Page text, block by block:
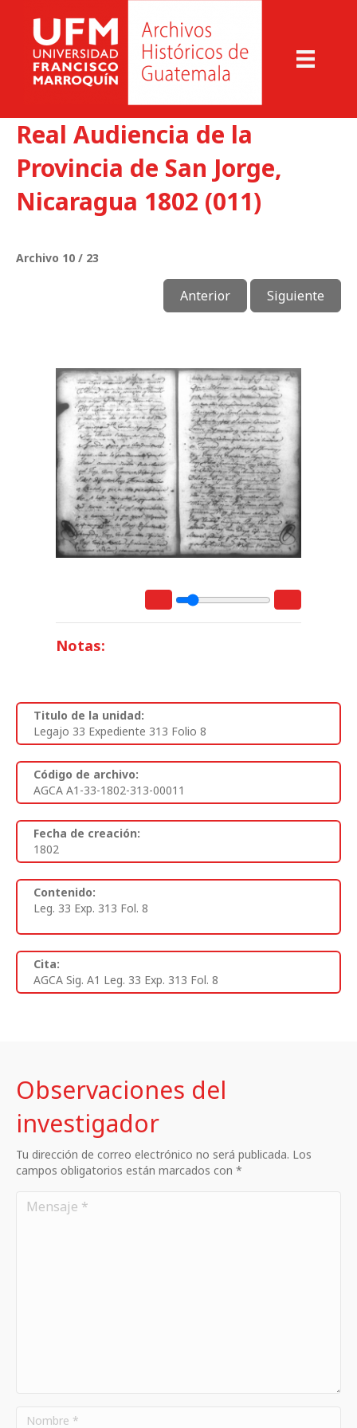
Real Audiencia de la
Provincia de San Jorge,
Nicaragua 1802 (011)
Archivo 10 / 23
Anterior Siguiente
Notas:
Titulo de la unidad:
Legajo 33 Expediente 313 Folio 8
Código de archivo:
AGCA A1-33-1802-313-00011
Fecha de creación:
1802
Contenido:
Leg. 33 Exp. 313 Fol. 8
Cita:
AGCA Sig. A1 Leg. 33 Exp. 313 Fol. 8
Observaciones del
investigador
Tu dirección de correo electrónico no será publicada. Los
campos obligatorios están marcados con *